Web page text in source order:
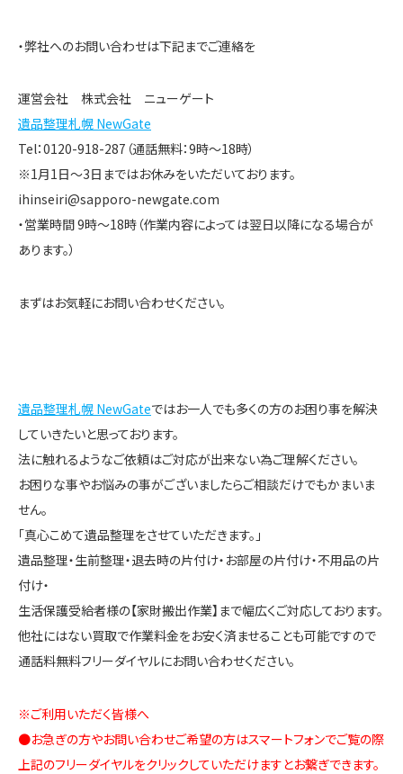
・弊社へのお問い合わせは下記までご連絡を
運営会社 株式会社 ニューゲート
遺品整理札幌 NewGate
Tel：0120-918-287（通話無料：9時～18時）
※1月1日～3日まではお休みをいただいております。
ihinseiri@sapporo-newgate.com
・営業時間 9時～18時（作業内容によっては翌日以降になる場合が
あります。）
まずはお気軽にお問い合わせください。
遺品整理札幌 NewGateではお一人でも多くの方のお困り事を解決
していきたいと思っております。
法に触れるようなご依頼はご対応が出来ない為ご理解ください。
お困りな事やお悩みの事がございましたらご相談だけでもかまいま
せん。
「真心こめて遺品整理をさせていただきます。」
遺品整理・生前整理・退去時の片付け・お部屋の片付け・不用品の片
付け・
生活保護受給者様の【家財搬出作業】まで幅広くご対応しております。
他社にはない買取で作業料金をお安く済ませることも可能ですので
通話料無料フリーダイヤルにお問い合わせください。
※ご利用いただく皆様へ
●お急ぎの方やお問い合わせご希望の方はスマートフォンでご覧の際
上記のフリーダイヤルをクリックしていただけますとお繋ぎできます。